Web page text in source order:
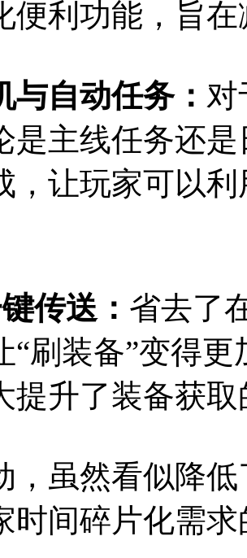
便利功能，旨
与自动任务：
是主线任务还
，让玩家可以
传送： 省去了
“刷装备”变得
提升了装备获
，虽然看似降
时间碎片化需